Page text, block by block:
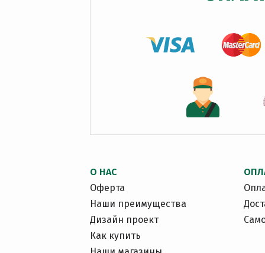
О НАС
Оферта
Наши преимущества
Дизайн проект
Как купить